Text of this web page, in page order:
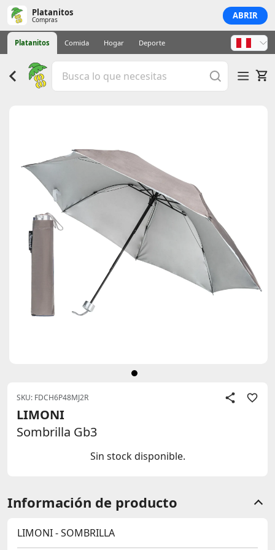
Platanitos
Compras ABRIR
Platanitos Comida Hogar Deporte
SKU: FDCH6P48MJ2R
LIMONI
Sombrilla Gb3
Sin stock disponible.
Información de producto
LIMONI - SOMBRILLA